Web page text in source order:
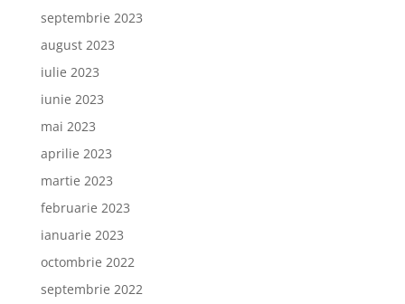
septembrie 2023
august 2023
iulie 2023
iunie 2023
mai 2023
aprilie 2023
martie 2023
februarie 2023
ianuarie 2023
octombrie 2022
septembrie 2022